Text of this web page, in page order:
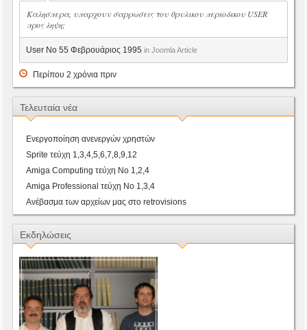
Καλησπερα, υπαρχουν σαρρωσεις του θρυλικου περιοδικου USER
προς ληψη;
User No 55 Φεβρουάριος 1995 in Joomla Article
Περίπου 2 χρόνια πριν
Τελευταία νέα
Ενεργοποίηση ανενεργών χρηστών
Sprite τεύχη 1,3,4,5,6,7,8,9,12
Amiga Computing τεύχη Νο 1,2,4
Amiga Professional τεύχη Νο 1,3,4
Ανέβασμα των αρχείων μας στο retrovisions
Εκδηλώσεις